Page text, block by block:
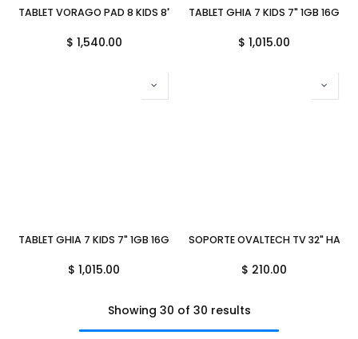
TABLET VORAGO PAD 8 KIDS 8" 4GB 64GB ANDROID 13, QUADCORE
$ 1,540.00
TABLET GHIA 7 KIDS 7" 1GB 16GB
$ 1,015.00
TABLET GHIA 7 KIDS 7" 1GB 16GB AZUL 2500MAH NOTGHIA-286 3M
$ 1,015.00
SOPORTE OVALTECH TV 32"
$ 210.00
Showing 30 of 30 results